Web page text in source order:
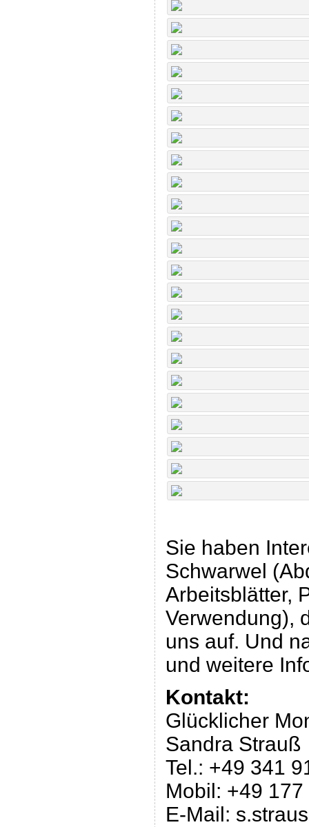
Sie haben
Schwarwel
Arbeitsblätter,
Verwendung),
uns auf. Und
und weitere
Kontakt:
Glücklicher
Sandra Strauß
Tel.: +49 341
Mobil: +49
E-Mail: